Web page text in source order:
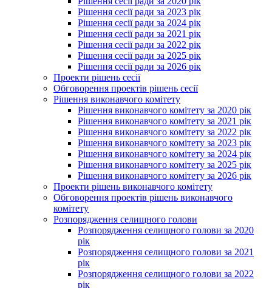
Рішення сесії ради за 2023 рік
Рішення сесії ради за 2024 рік
Рішення сесії ради за 2021 рік
Рішення сесії ради за 2022 рік
Рішення сесії ради за 2025 рік
Рішення сесії ради за 2026 рік
Проекти рішень сесії
Обговорення проектів рішень сесії
Рішення виконавчого комітету
Рішення виконавчого комітету за 2020 рік
Рішення виконавчого комітету за 2021 рік
Рішення виконавчого комітету за 2022 рік
Рішення виконавчого комітету за 2023 рік
Рішення виконавчого комітету за 2024 рік
Рішення виконавчого комітету за 2025 рік
Рішення виконавчого комітету за 2026 рік
Проекти рішень виконавчого комітету
Обговорення проектів рішень виконавчого
комітету
Розпорядження селищного голови
Розпорядження селищного голови за 2020
рік
Розпорядження селищного голови за 2021
рік
Розпорядження селищного голови за 2022
рік